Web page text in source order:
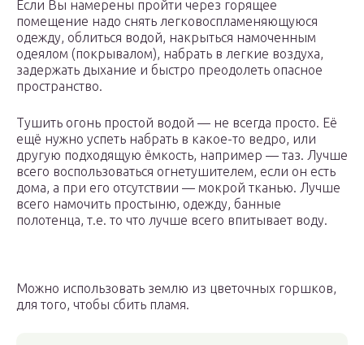
Если Вы намерены пройти через горящее
помещение надо снять легковоспламеняющуюся
одежду, облиться водой, накрыться намоченным
одеялом (покрывалом), набрать в легкие воздуха,
задержать дыхание и быстро преодолеть опасное
пространство.
Тушить огонь простой водой — не всегда просто. Её
ещё нужно успеть набрать в какое-то ведро, или
другую подходящую ёмкость, например — таз. Лучше
всего воспользоваться огнетушителем, если он есть
дома, а при его отсутствии — мокрой тканью. Лучше
всего намочить простыню, одежду, банные
полотенца, т.е. то что лучше всего впитывает воду.
Можно использовать землю из цветочных горшков,
для того, чтобы сбить пламя.